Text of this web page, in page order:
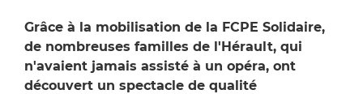
Grâce à la mobilisation de la FCPE Solidaire,
de nombreuses familles de l'Hérault, qui
n'avaient jamais assisté à un opéra, ont
découvert un spectacle de qualité